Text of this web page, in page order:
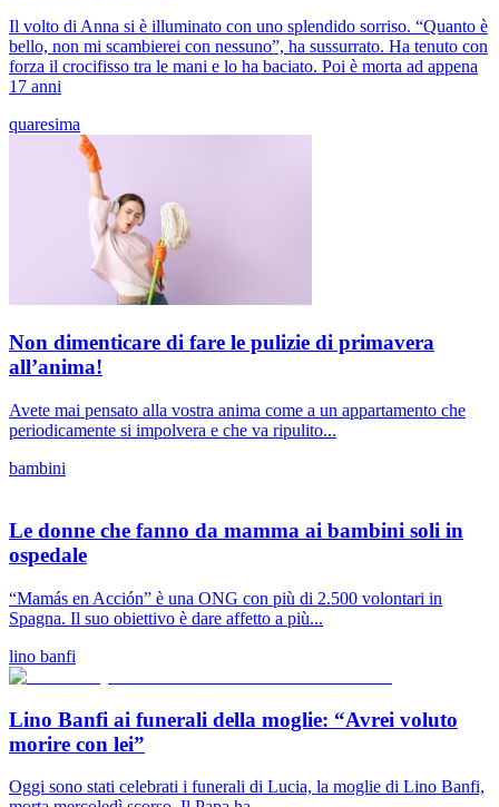
Il volto di Anna si è illuminato con uno splendido sorriso. “Quanto è
bello, non mi scambierei con nessuno”, ha sussurrato. Ha tenuto con
forza il crocifisso tra le mani e lo ha baciato. Poi è morta ad appena
17 anni
quaresima
Non dimenticare di fare le pulizie di primavera
all’anima!
Avete mai pensato alla vostra anima come a un appartamento che
periodicamente si impolvera e che va ripulito...
bambini
Le donne che fanno da mamma ai bambini soli in
ospedale
“Mamás en Acción” è una ONG con più di 2.500 volontari in
Spagna. Il suo obiettivo è dare affetto a più...
lino banfi
Lino Banfi ai funerali della moglie: “Avrei voluto
morire con lei”
Oggi sono stati celebrati i funerali di Lucia, la moglie di Lino Banfi,